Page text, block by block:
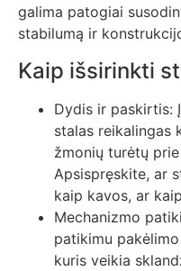
galima patogiai
stabilumą ir
Kaip išsirinkti
Dydis ir paskirtis:
stalas reikalingas
žmonių turėtų
Apsispręskite, ar
kaip kavos, ar
Mechanizmo
patikimu
kuris veikia